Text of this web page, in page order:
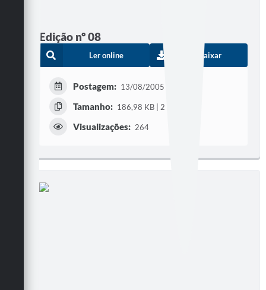
Edição nº 08
Ler online Baixar
Postagem: 13/08/2005
Tamanho: 186,98 KB | 2 páginas
Visualizações: 264